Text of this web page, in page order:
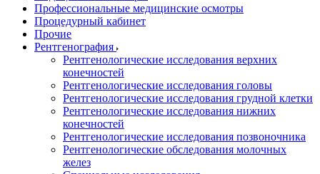
Профессиональные медицинские осмотры
Процедурный кабинет
Прочие
Рентгенография
Рентгенологические исследования верхних
конечностей
Рентгенологические исследования головы
Рентгенологические исследования грудной клетки
Рентгенологические исследования нижних
конечностей
Рентгенологические исследования позвоночника
Рентгенологические обследования молочных
желез